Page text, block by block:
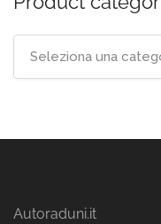
Seleziona una
Autoraduni.it